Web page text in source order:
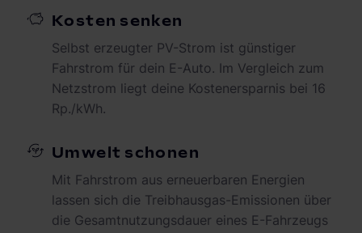
Kosten senken
Selbst erzeugter PV-Strom ist günstiger
Fahrstrom für dein E-Auto. Im Vergleich zum
Netzstrom liegt deine Kostenersparnis bei 16
Rp./kWh.
Umwelt schonen
Mit Fahrstrom aus erneuerbaren Energien
lassen sich die Treibhausgas-Emissionen über
die Gesamtnutzungsdauer eines E-Fahrzeugs